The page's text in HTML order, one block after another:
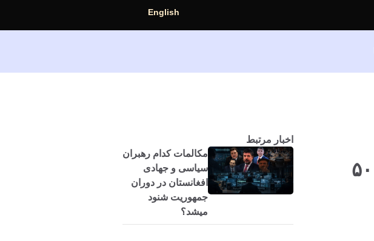
English
افغانستان؛ با پیشنهاد سید کریم هاشمی ۵۰
اخبار مرتبط
مکالمات کدام رهبران
سیاسی و جهادی
افغانستان در دوران
جمهوریت شنود
میشد؟